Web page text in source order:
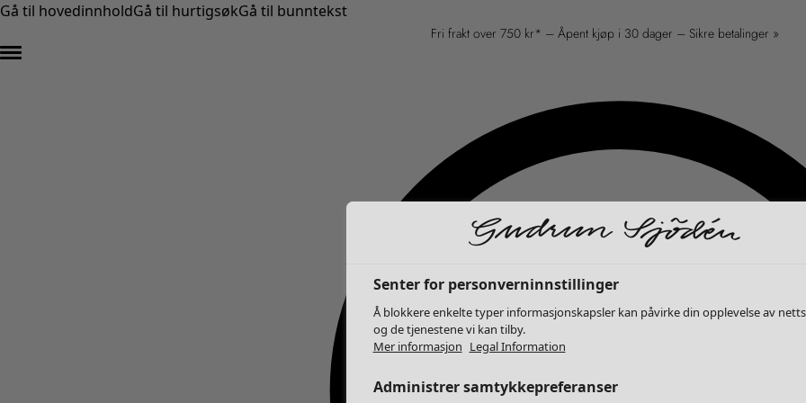
Gå til hovedinnholdGå til hurtigsøkGå til bunntekst
Fri frakt over 750 kr* – Åpent kjøp i 30 dager – Sikre betalinger »
Senter for personverninnstillinger
Å blokkere enkelte typer informasjonskapsler kan påvirke din opplevelse av
og de tjenestene vi kan tilby.
Mer informasjon Legal Information
Administrer samtykkepreferanser